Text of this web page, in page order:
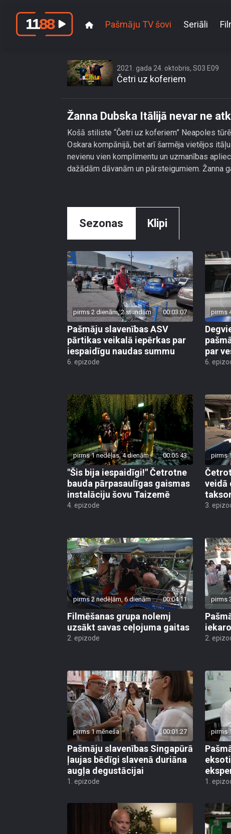
Pašmāju TV šovi Seriāli
2021. gada 24. oktobris, S03 E09
Četri uz koferiem
Žanna Dubska Itālijā nevar ne
Košā stiliste “Četri uz koferiem” Neapoles
Oskara kompānijā, bet arī šarmēja vietējos
nevienu vien komplimentu un uzmanības
dažādām dāvanām un pārsteigumiem. Žanna
Sezonas Klipi
pirms 2 dienām, 2 stundām 00:03:07
Pašmāju slavenības ASV
pārtikas veikalā iepērkas par
iespaidīgu naudas summu
6. epizode
pirms
par
6.
pirms 1 nedēļas, 4 dienām 00:05:43
"Šis bija iespaidīgi!" Četrotne
bauda pārpasaulīgas gaismas
instalāciju šovu Taizemē
4. epizode
pirms
veidā
3.
pirms 2 nedēļām, 6 dienām 00:04:11
Filmēšanas grupa nolemj
uzsākt savas ceļojuma gaitas
2. epizode
pirms
2.
pirms 1 mēneša 00:01:27
Pašmāju slavenības Singapūrā
ļaujas bēdīgi slavenā duriāna
augļa degustācijai
1. epizode
pirms
1.